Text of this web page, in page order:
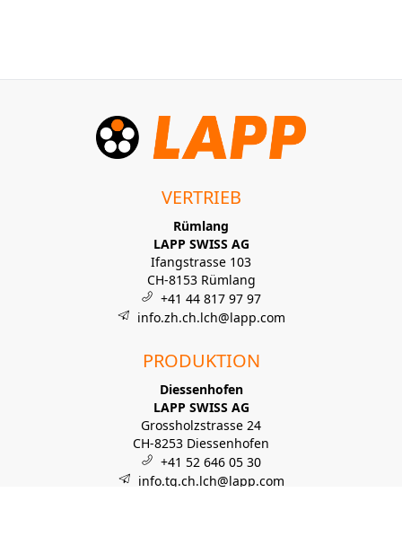
VERTRIEB
Rümlang
LAPP SWISS AG
Ifangstrasse 103
CH-8153 Rümlang
+41 44 817 97 97
info.zh.ch.lch@lapp.com
PRODUKTION
Diessenhofen
LAPP SWISS AG
Grossholzstrasse 24
CH-8253 Diessenhofen
+41 52 646 05 30
info.tg.ch.lch@lapp.com